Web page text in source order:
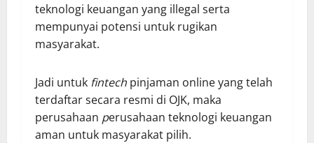
teknologi keuangan yang illegal serta
mempunyai potensi untuk rugikan
masyarakat.
Jadi untuk fintech pinjaman online yang telah
terdaftar secara resmi di OJK, maka
perusahaan perusahaan teknologi keuangan
aman untuk masyarakat pilih.